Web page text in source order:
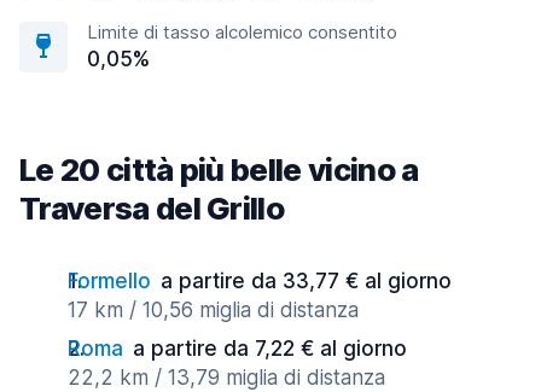
Limite di tasso alcolemico consentito
0,05%
Le 20 città più belle vicino a
Traversa del Grillo
Formello a partire da 33,77 € al giorno
17 km / 10,56 miglia di distanza
Roma a partire da 7,22 € al giorno
22,2 km / 13,79 miglia di distanza